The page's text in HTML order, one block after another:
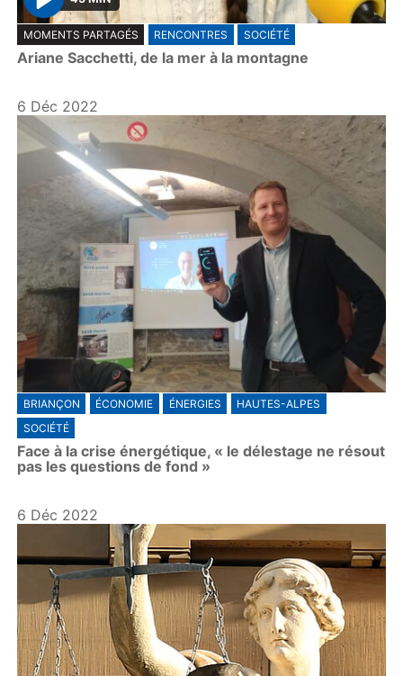
P
l
a
MOMENTS PARTAGÉS RENCONTRES SOCIÉTÉ
Ariane Sacchetti, de la mer à la montagne
6 Déc 2022
BRIANÇON ÉCONOMIE ÉNERGIES
HAUTES-ALPES
SOCIÉTÉ
Face à la crise énergétique, « le délestage ne résout
pas les questions de fond »
6 Déc 2022